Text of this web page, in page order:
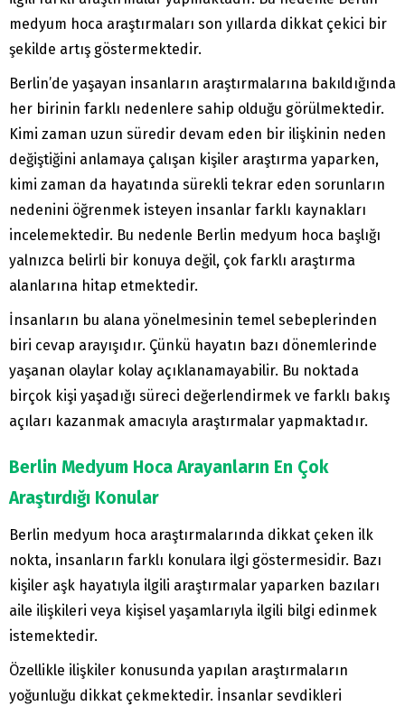
medyum hoca araştırmaları son yıllarda dikkat çekici bir
şekilde artış göstermektedir.
Berlin’de yaşayan insanların araştırmalarına bakıldığında
her birinin farklı nedenlere sahip olduğu görülmektedir.
Kimi zaman uzun süredir devam eden bir ilişkinin neden
değiştiğini anlamaya çalışan kişiler araştırma yaparken,
kimi zaman da hayatında sürekli tekrar eden sorunların
nedenini öğrenmek isteyen insanlar farklı kaynakları
incelemektedir. Bu nedenle Berlin medyum hoca başlığı
yalnızca belirli bir konuya değil, çok farklı araştırma
alanlarına hitap etmektedir.
İnsanların bu alana yönelmesinin temel sebeplerinden
biri cevap arayışıdır. Çünkü hayatın bazı dönemlerinde
yaşanan olaylar kolay açıklanamayabilir. Bu noktada
birçok kişi yaşadığı süreci değerlendirmek ve farklı bakış
açıları kazanmak amacıyla araştırmalar yapmaktadır.
Berlin Medyum Hoca Arayanların En Çok
Araştırdığı Konular
Berlin medyum hoca araştırmalarında dikkat çeken ilk
nokta, insanların farklı konulara ilgi göstermesidir. Bazı
kişiler aşk hayatıyla ilgili araştırmalar yaparken bazıları
aile ilişkileri veya kişisel yaşamlarıyla ilgili bilgi edinmek
istemektedir.
Özellikle ilişkiler konusunda yapılan araştırmaların
yoğunluğu dikkat çekmektedir. İnsanlar sevdikleri